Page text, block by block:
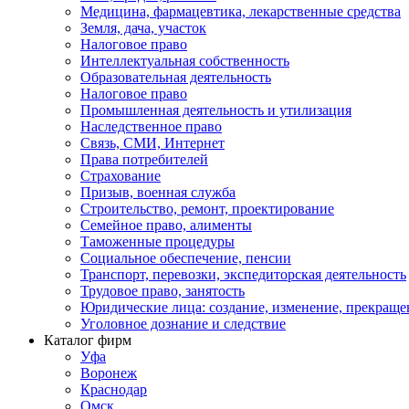
Медицина, фармацевтика, лекарственные средства
Земля, дача, участок
Налоговое право
Интеллектуальная собственность
Образовательная деятельность
Налоговое право
Промышленная деятельность и утилизация
Наследственное право
Связь, СМИ, Интернет
Права потребителей
Страхование
Призыв, военная служба
Строительство, ремонт, проектирование
Семейное право, алименты
Таможенные процедуры
Социальное обеспечение, пенсии
Транспорт, перевозки, экспедиторская деятельность
Трудовое право, занятость
Юридические лица: создание, изменение,
Уголовное дознание и следствие
Каталог фирм
Уфа
Воронеж
Краснодар
Омск